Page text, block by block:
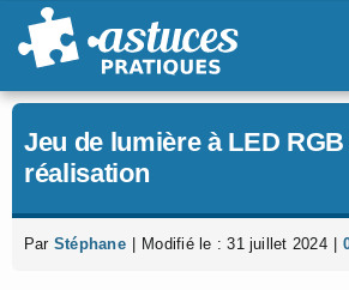
Passer
au
Jeu de lumière à LED RGB
réalisation
Par Stéphane Modifié le : 31 juillet 2024